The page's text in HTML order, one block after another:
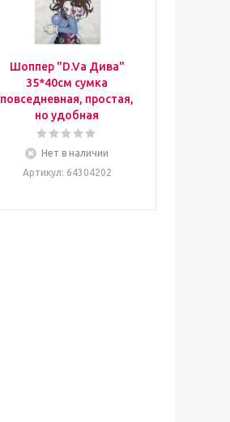
Шоппер "D.Va Дива"
35*40см сумка
повседневная, простая,
но удобная
Нет в наличии
Артикул: 64304202